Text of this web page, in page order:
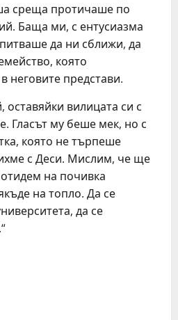
среща протичаше по
Баща ми, с ентусиазма
да ни сближи, да
която
неговите представи.
оставяйки вилицата си с
Гласът му беше мек, но с
която не търпеше
с Деси. Мислим, че ще
на почивка
на топло. Да се
да се